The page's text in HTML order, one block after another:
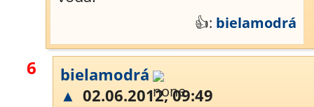
👍: bielamodrá
6
bielamodrá
▲ 02.06.2012, 09:49